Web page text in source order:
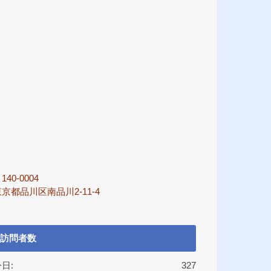
140-0004
京都品川区南品川2-11-4
訪問者数
327
: